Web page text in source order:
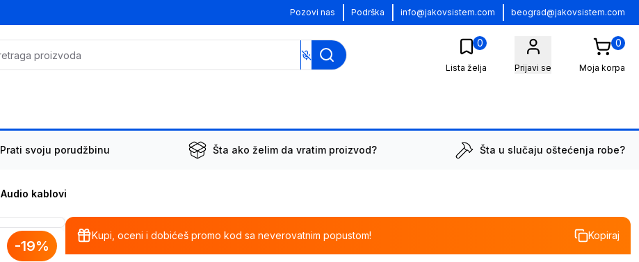
Pozovi nas Podrška info@jakovsistem.com beograd@jakovsistem.com
0
Lista želja Prijavi se
0
Moja korpa
Prati svoju porudžbinu Šta ako želim da vratim proizvod? Šta u slučaju oštećenja robe?
Audio kablovi
-19%
Kupi, oceni i dobićeš promo kod sa neverovatnim popustom! Kopiraj